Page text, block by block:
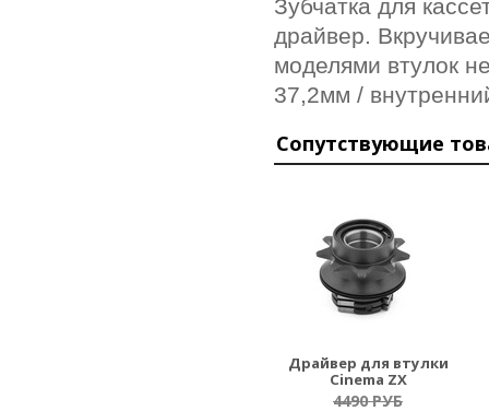
Зубчатка для
драйвер.
моделями втулок
37,2мм /
Сопутствующие
Драйвер для втулки
Cinema ZX
4490 РУБ